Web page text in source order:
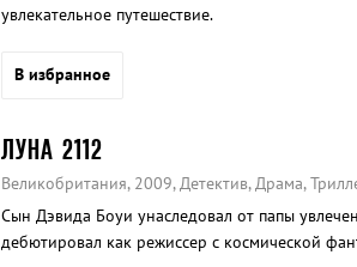
увлекательное путешествие.
В избранное
ЛУНА 2112
Великобритания, 2009, Детектив, Драма,
Сын Дэвида Боуи унаследовал от папы
дебютировал как режиссер с космической